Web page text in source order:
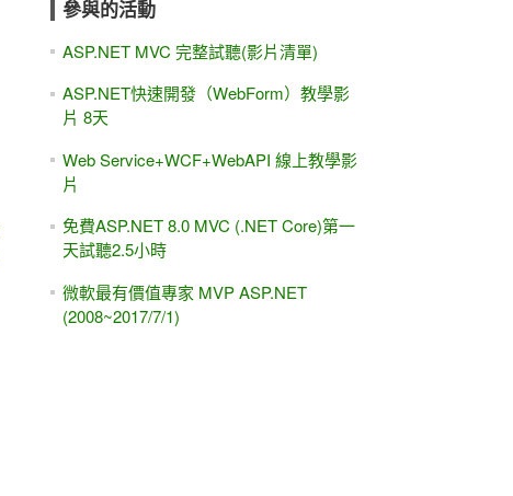
參與的活動
ASP.NET MVC 完整試聽(影片清單)
ASP.NET快速開發（WebForm）教學影
片 8天
Web Service+WCF+WebAPI 線上教學影
片
免費ASP.NET 8.0 MVC (.NET Core)第一
天試聽2.5小時
微軟最有價值專家 MVP ASP.NET
(2008~2017/7/1)